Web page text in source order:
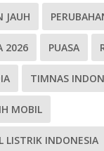
JAUH
2026 PUASA
TIMNAS
MOBIL
LISTRIK INDONESIA